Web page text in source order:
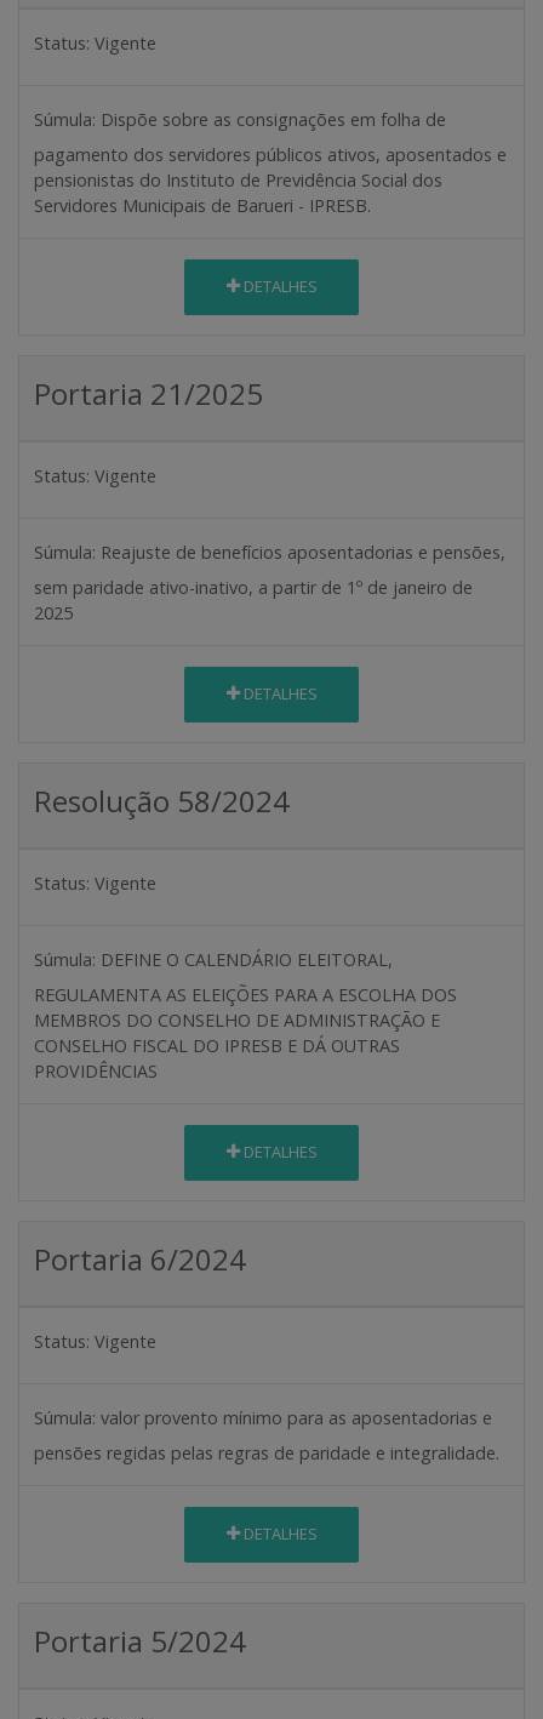
Status: Vigente
Súmula: Dispõe sobre as consignações em folha de
pagamento dos servidores públicos ativos, aposentados e
pensionistas do Instituto de Previdência Social dos
Servidores Municipais de Barueri - IPRESB.
DETALHES
Portaria 21/2025
Status: Vigente
Súmula: Reajuste de benefícios aposentadorias e pensões,
sem paridade ativo-inativo, a partir de 1º de janeiro de
2025
DETALHES
Resolução 58/2024
Status: Vigente
Súmula: DEFINE O CALENDÁRIO ELEITORAL,
REGULAMENTA AS ELEIÇÕES PARA A ESCOLHA DOS
MEMBROS DO CONSELHO DE ADMINISTRAÇÃO E
CONSELHO FISCAL DO IPRESB E DÁ OUTRAS
PROVIDÊNCIAS
DETALHES
Portaria 6/2024
Status: Vigente
Súmula: valor provento mínimo para as aposentadorias e
pensões regidas pelas regras de paridade e integralidade.
DETALHES
Portaria 5/2024